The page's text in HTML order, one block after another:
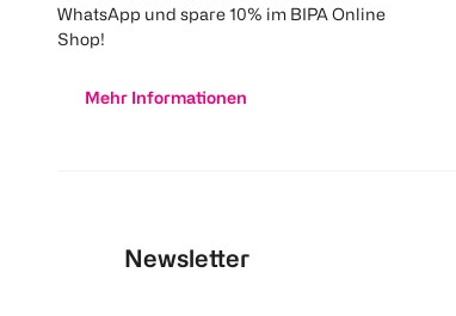
WhatsApp und spare 10% im BIPA Online
Shop!
Mehr Informationen
Newsletter